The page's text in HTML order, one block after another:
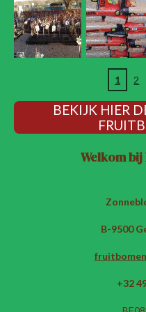
1 2
BEKIJK HIER
Welkom
B-9500
+32